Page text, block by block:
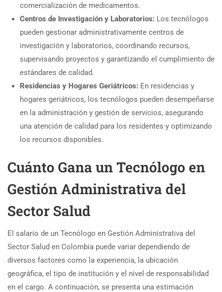
comercialización de medicamentos.
Centros de Investigación y Laboratorios: Los tecnólogos
pueden gestionar administrativamente centros de
investigación y laboratorios, coordinando recursos,
supervisando proyectos y garantizando el cumplimiento de
estándares de calidad.
Residencias y Hogares Geriátricos: En residencias y
hogares geriátricos, los tecnólogos pueden desempeñarse
en la administración y gestión de servicios, asegurando
una atención de calidad para los residentes y optimizando
los recursos disponibles.
Cuánto Gana un Tecnólogo en
Gestión Administrativa del
Sector Salud
El salario de un Tecnólogo en Gestión Administrativa del
Sector Salud en Colombia puede variar dependiendo de
diversos factores como la experiencia, la ubicación
geográfica, el tipo de institución y el nivel de responsabilidad
en el cargo. A continuación, se presenta una estimación